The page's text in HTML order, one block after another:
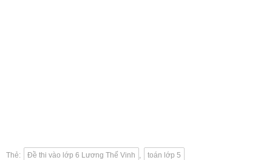
Thẻ: Đề thi vào lớp 6 Lương Thế Vinh , toán lớp 5